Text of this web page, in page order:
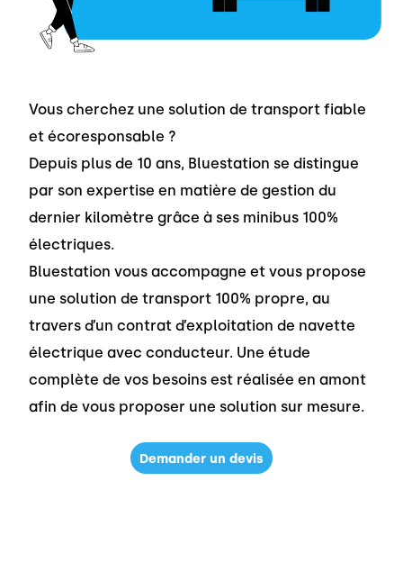
Vous cherchez une solution de transport fiable
et écoresponsable ?
Depuis plus de 10 ans, Bluestation se distingue
par son expertise en matière de gestion du
dernier kilomètre grâce à ses minibus 100%
électriques.
Bluestation vous accompagne et vous propose
une solution de transport 100% propre, au
travers d’un contrat d’exploitation de navette
électrique avec conducteur. Une étude
complète de vos besoins est réalisée en amont
afin de vous proposer une solution sur mesure.
Demander un devis